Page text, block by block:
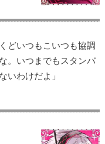
どいつもこいつも協調
。いつまでもスタンバ
いわけだよ」